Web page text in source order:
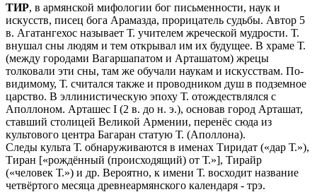
ТИР, в армянской мифологии бог письменности, наук и
искусств, писец бога Арамазда, прорицатель судьбы. Автор 5
в. Агатангехос называет Т. учителем жреческой мудрости. Т.
внушал сны людям и тем открывал им их будущее. В храме Т.
(между городами Вагаршапатом и Арташатом) жрецы
толковали эти сны, там же обучали наукам и искусствам. По-
видимому, Т. считался также и проводником душ в подземное
царство. В эллинистическую эпоху Т. отождествлялся с
Аполлоном. Арташес I (2 в. до н. э.), основав город Арташат,
ставший столицей Великой Армении, перенёс сюда из
культового центра Багаран статую Т. (Аполлона).
Следы культа Т. обнаруживаются в именах Тиридат («дар Т.»),
Тиран [«рождённый (происходящий) от Т.»], Тирайр
(«человек Т.») и др. Вероятно, к имени Т. восходит название
четвёртого месяца древнеармянского календаря - трэ.